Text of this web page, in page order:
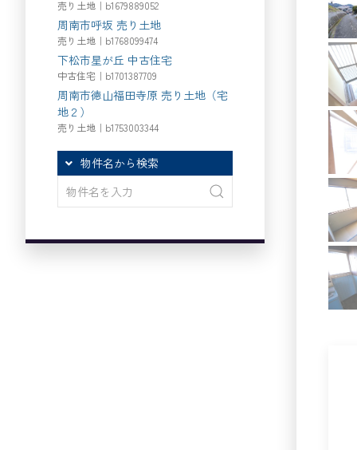
売り土地｜b1679889052
周南市呼坂 売り土地
売り土地｜b1768099474
下松市星が丘 中古住宅
中古住宅｜b1701387709
周南市徳山福田寺原 売り土地（宅
地２）
売り土地｜b1753003344
物件名から検索